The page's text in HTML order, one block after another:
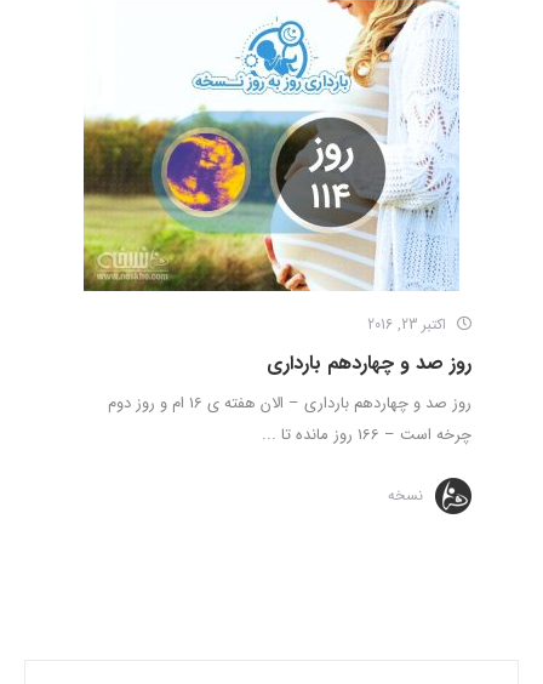
اکتبر 23, 2016
روز صد و چهاردهم بارداری
روز صد و چهاردهم بارداری – الان هفته ی 16 ام و روز دوم
چرخه است – 166 روز مانده تا ...
نسخه